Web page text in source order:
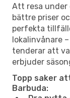
Att resa under
bättre priser
perfekta
lokalinvånare
tenderar att
erbjuder
Topp saker
Barbuda: